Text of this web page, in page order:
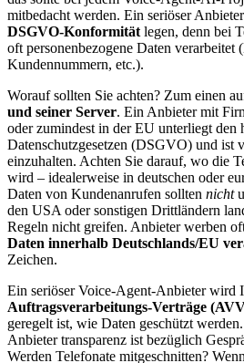
mitbedacht werden. Ein seriöser
DSGVO-Konformität legen, denn bei
oft personenbezogene Daten verarbeitet
Kundennummern, etc.).
Worauf sollten Sie achten? Zum einen
und seiner Server. Ein Anbieter mit
oder zumindest in der EU unterliegt den
Datenschutzgesetzen (DSGVO) und ist
einzuhalten. Achten Sie darauf, wo die
wird – idealerweise in deutschen oder
Daten von Kundenanrufen sollten nicht
den USA oder sonstigen Drittländern
Regeln nicht greifen. Anbieter werben
Daten innerhalb Deutschlands/EU
Zeichen.
Ein seriöser Voice-Agent-Anbieter wird
Auftragsverarbeitungs-Verträge
geregelt ist, wie Daten geschützt
Anbieter transparenz ist bezüglich
Werden Telefonate mitgeschnitten?